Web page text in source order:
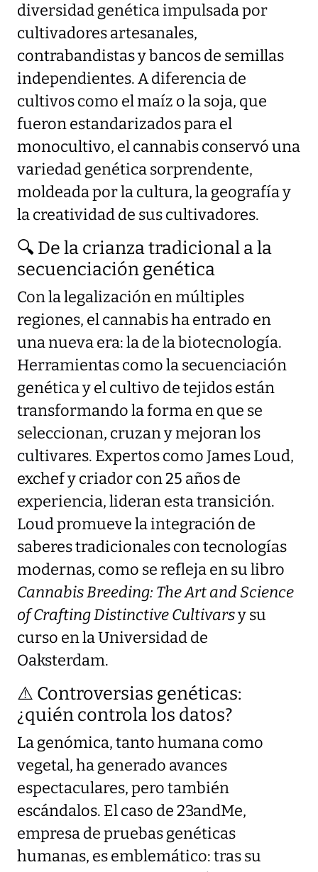
diversidad genética impulsada por
cultivadores artesanales,
contrabandistas y bancos de semillas
independientes. A diferencia de
cultivos como el maíz o la soja, que
fueron estandarizados para el
monocultivo, el cannabis conservó una
variedad genética sorprendente,
moldeada por la cultura, la geografía y
la creatividad de sus cultivadores.
🔍 De la crianza tradicional a la
secuenciación genética
Con la legalización en múltiples
regiones, el cannabis ha entrado en
una nueva era: la de la biotecnología.
Herramientas como la secuenciación
genética y el cultivo de tejidos están
transformando la forma en que se
seleccionan, cruzan y mejoran los
cultivares. Expertos como James Loud,
exchef y criador con 25 años de
experiencia, lideran esta transición.
Loud promueve la integración de
saberes tradicionales con tecnologías
modernas, como se refleja en su libro
Cannabis Breeding: The Art and Science
of Crafting Distinctive Cultivarsy su
curso en la Universidad de
Oaksterdam.
⚠️ Controversias genéticas:
¿quién controla los datos?
La genómica, tanto humana como
vegetal, ha generado avances
espectaculares, pero también
escándalos. El caso de 23andMe,
empresa de pruebas genéticas
humanas, es emblemático: tras su